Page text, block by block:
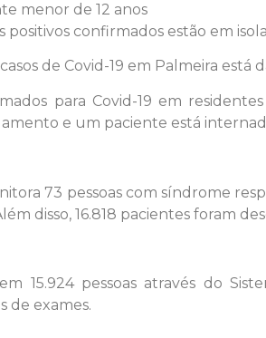
menor de 12 anos
positivos confirmados estão em
de Covid-19 em Palmeira está
para Covid-19 em
e um paciente está
73 pessoas com síndrome
disso, 16.818 pacientes foram
15.924 pessoas através do
de exames.